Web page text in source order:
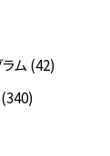
ム (42)
(340)